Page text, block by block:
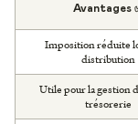
Avantages
Imposition réduite
distribution
Utile pour la gestion
trésorerie